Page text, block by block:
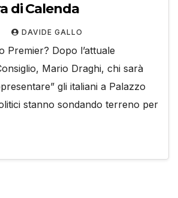
di Calenda
DAVIDE GALLO
Premier? Dopo l’attuale
Mario Draghi, chi sarà
gli italiani a Palazzo
stanno sondando terreno per